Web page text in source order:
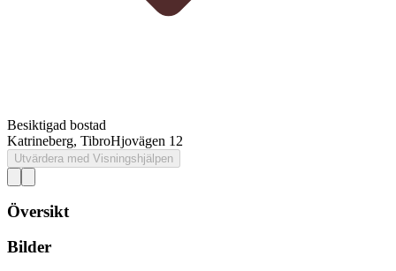
Besiktigad bostad
Katrineberg, TibroHjovägen 12
Utvärdera med Visningshjälpen
Översikt
Bilder